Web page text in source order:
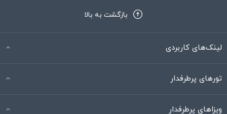
بازگشت به بالا
لینک‌های کاربردی
تورهای پرطرفدار
ویزاهای پرطرفدار